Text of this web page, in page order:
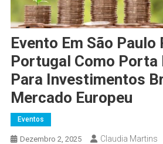
Evento Em São Paulo
Portugal Como Porta
Para Investimentos
Mercado Europeu
Eventos
Dezembro 2, 2025 Claudia Martins